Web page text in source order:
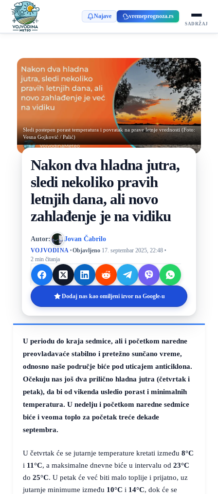
Najave vremeprognoza.rs
SADRŽAJ
Sledi postepen porast temperatura i povratak na prave letnje vrednosti (Foto:
Vesna Gojković / Palić)
Nakon dva hladna jutra,
sledi nekoliko pravih
letnjih dana, ali novo
zahlađenje je na vidiku
Autor: Jovan Čabrilo
VOJVODINA ·Objavljeno 17. septembar 2025, 22:48 ·
2 min čitanja
Dodaj nas kao omiljeni izvor na Google-u
U periodu do kraja sedmice, ali i početkom naredne
preovladavaće stabilno i pretežno sunčano vreme,
odnosno naše područje biće pod uticajem anticiklona.
Očekuju nas još dva prilično hladna jutra (četvrtak i
petak), da bi od vikenda usledio porast i minimalnih
temperatura. U nedelju i početkom naredne sedmice
biće i veoma toplo za početak treće dekade
septembra.
U četvrtak će se jutarnje temperature kretati između 8°C
i 11°C, a maksimalne dnevne biće u intervalu od 23°C
do 25°C. U petak će već biti malo toplije i prijatno, uz
jutarnje minimume između 10°C i 14°C, dok će se